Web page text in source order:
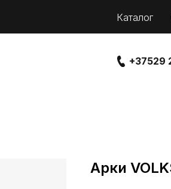
+37529
Каталог
Арки